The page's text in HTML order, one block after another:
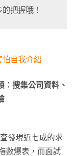
把握哦！
自我介紹
：搜集公司資料、
發現近七成的求
數爆表，而面試